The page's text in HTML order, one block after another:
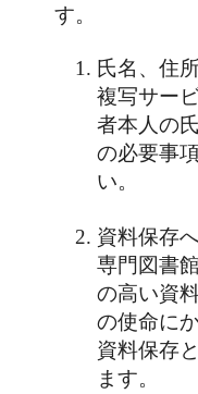
す。
氏名、住
複写サー
者本人の
の必要事
い。
資料保存
専門図書
の高い資
の使命に
資料保存
ます。